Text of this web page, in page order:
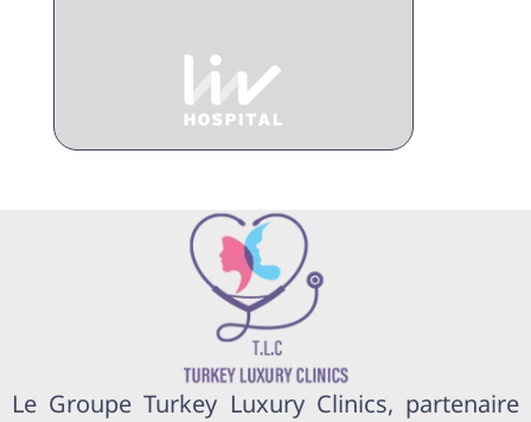
Le Groupe Turkey Luxury Clinics, partenaire